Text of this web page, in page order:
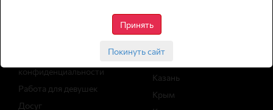
конфиденциальности
Работа для девушек
Досуг
Санкт-Петербург
Казань
Крым
Принять
Покинуть сайт